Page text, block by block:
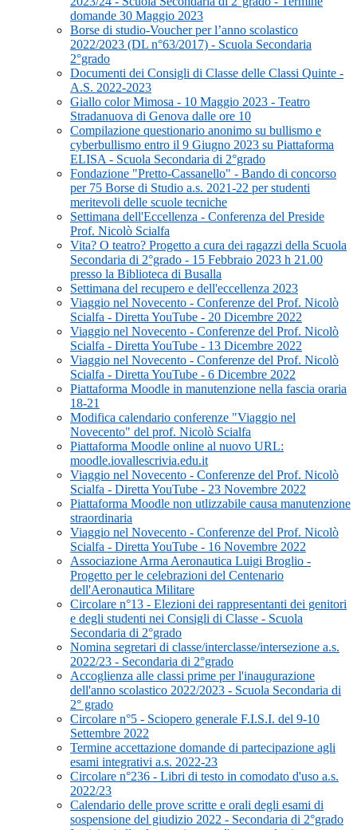
domande 30 Maggio 2023
Borse di studio-Voucher per l’anno scolastico
2022/2023 (DL n°63/2017) - Scuola Secondaria
2°grado
Documenti dei Consigli di Classe delle Classi Quinte -
A.S. 2022-2023
Giallo color Mimosa - 10 Maggio 2023 - Teatro
Stradanuova di Genova dalle ore 10
Compilazione questionario anonimo su bullismo e
cyberbullismo entro il 9 Giugno 2023 su Piattaforma
ELISA - Scuola Secondaria di 2°grado
Fondazione "Pretto-Cassanello" - Bando di concorso
per 75 Borse di Studio a.s. 2021-22 per studenti
meritevoli delle scuole tecniche
Settimana dell'Eccellenza - Conferenza del Preside
Prof. Nicolò Scialfa
Vita? O teatro? Progetto a cura dei ragazzi della Scuola
Secondaria di 2°grado - 15 Febbraio 2023 h 21.00
presso la Biblioteca di Busalla
Settimana del recupero e dell'eccellenza 2023
Viaggio nel Novecento - Conferenze del Prof. Nicolò
Scialfa - Diretta YouTube - 20 Dicembre 2022
Viaggio nel Novecento - Conferenze del Prof. Nicolò
Scialfa - Diretta YouTube - 13 Dicembre 2022
Viaggio nel Novecento - Conferenze del Prof. Nicolò
Scialfa - Diretta YouTube - 6 Dicembre 2022
Piattaforma Moodle in manutenzione nella fascia oraria
18-21
Modifica calendario conferenze "Viaggio nel
Novecento" del prof. Nicolò Scialfa
Piattaforma Moodle online al nuovo URL:
moodle.iovallescrivia.edu.it
Viaggio nel Novecento - Conferenze del Prof. Nicolò
Scialfa - Diretta YouTube - 23 Novembre 2022
Piattaforma Moodle non utlizzabile causa manutenzione
straordinaria
Viaggio nel Novecento - Conferenze del Prof. Nicolò
Scialfa - Diretta YouTube - 16 Novembre 2022
Associazione Arma Aeronautica Luigi Broglio -
Progetto per le celebrazioni del Centenario
dell'Aeronautica Militare
Circolare n°13 - Elezioni dei rappresentanti dei genitori
e degli studenti nei Consigli di Classe - Scuola
Secondaria di 2°grado
Nomina segretari di classe/interclasse/intersezione a.s.
2022/23 - Secondaria di 2°grado
Accoglienza alle classi prime per l'inaugurazione
dell'anno scolastico 2022/2023 - Scuola Secondaria di
2° grado
Circolare n°5 - Sciopero generale F.I.S.I. del 9-10
Settembre 2022
Termine accettazione domande di partecipazione agli
esami integrativi a.s. 2022-23
Circolare n°236 - Libri di testo in comodato d'uso a.s.
2022/23
Calendario delle prove scritte e orali degli esami di
sospensione del giudizio 2022 - Secondaria di 2°grado